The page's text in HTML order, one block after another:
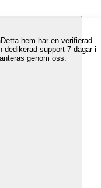
Detta hem har en verifierad
support 7 dagar i
genom oss.